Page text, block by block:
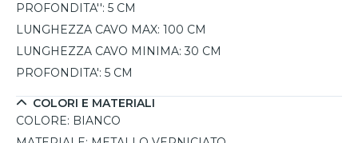
lineare. Una soluzione che rappresenta al meglio le
proposte per l’illuminazione per i salotti, coniugando
estetica pulita, efficienza e un eccellente rapporto qualità
PROFONDITA'': 5 CM
LUNGHEZZA CAVO MAX: 100 CM
LUNGHEZZA CAVO MINIMA: 30 CM
PROFONDITA': 5 CM
COLORI E MATERIALI
COLORE: BIANCO